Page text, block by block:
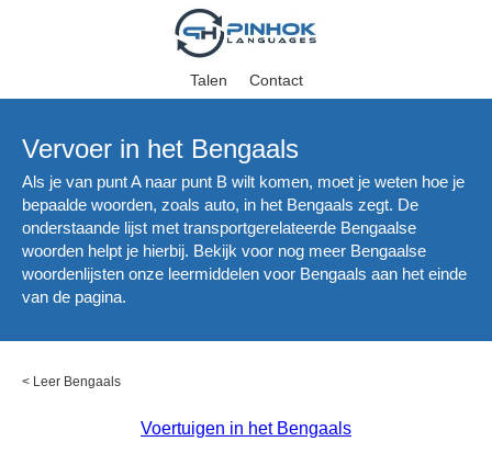
Talen Contact
Vervoer in het Bengaals
Als je van punt A naar punt B wilt komen, moet je weten hoe je
bepaalde woorden, zoals auto, in het Bengaals zegt. De
onderstaande lijst met transportgerelateerde Bengaalse
woorden helpt je hierbij. Bekijk voor nog meer Bengaalse
woordenlijsten onze leermiddelen voor Bengaals aan het einde
van de pagina.
< Leer Bengaals
Voertuigen in het Bengaals